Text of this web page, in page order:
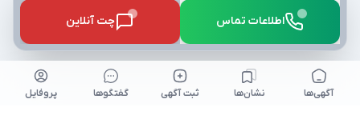
اطلاعات تماس چت آنلاین
آگهی‌ها نشان‌ها ثبت آگهی گفتگو‌ها پروفایل